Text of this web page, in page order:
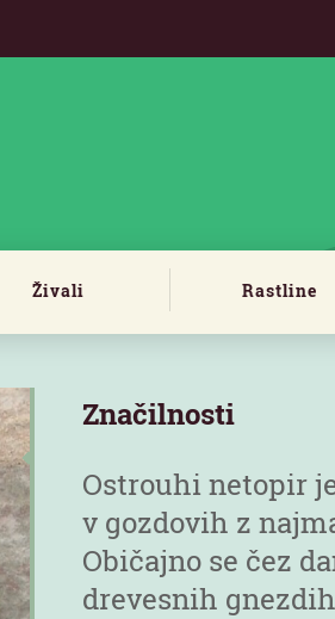
Živali Rastline
Značilnosti
Ostrouhi netopir
v gozdovih z
Običajno se čez
drevesnih